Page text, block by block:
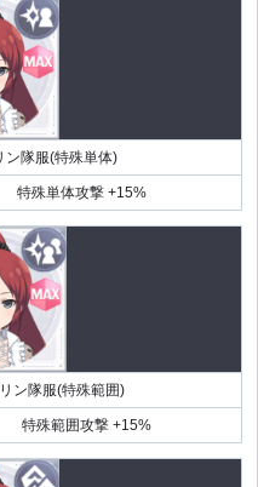
ン隊服(特殊単体)
特殊単体攻撃 +15%
ン隊服(特殊範囲)
特殊範囲攻撃 +15%